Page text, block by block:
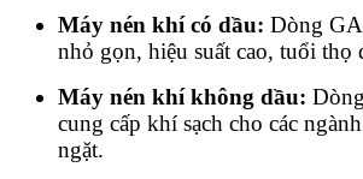
Máy nén khí có dầu: Dòng
nhỏ gọn, hiệu suất cao, tuổi thọ
Máy nén khí không dầu:
cung cấp khí sạch cho các
ngặt.